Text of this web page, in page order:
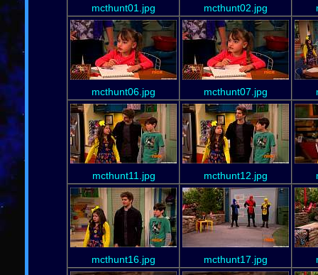
mcthunt01.jpg mcthunt02.jpg
mcthunt06.jpg mcthunt07.jpg
mcthunt11.jpg mcthunt12.jpg
mcthunt16.jpg mcthunt17.jpg